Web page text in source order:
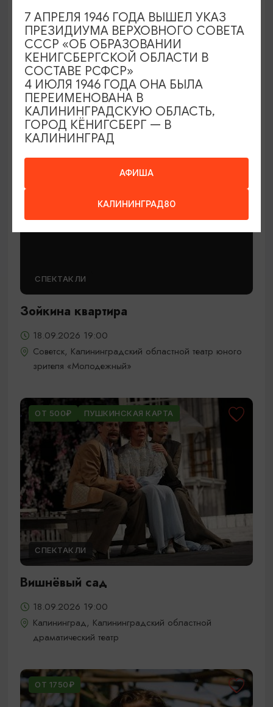
Органный хит-парад
18.09.2026 19:00
Калининград, Калининградская областная
филармония им. Е.Ф. Светланова
ОТ 300₽ ПУШКИНСКАЯ КАРТА
СПЕКТАКЛИ
Зойкина квартира
18.09.2026 19:00
Советск, Калининградский областной театр юного
зрителя «Молодежный»
ОТ 500₽ ПУШКИНСКАЯ КАРТА
СПЕКТАКЛИ
Вишнёвый сад
18.09.2026 19:00
Калининград, Калининградский областной
драматический театр
ОТ 1750₽
АФИША
КАЛИНИНГРАД80
7 АПРЕЛЯ 1946 ГОДА ВЫШЕЛ УКАЗ
ПРЕЗИДИУМА ВЕРХОВНОГО СОВЕТА
СССР «ОБ ОБРАЗОВАНИИ
КЕНИГСБЕРГСКОЙ ОБЛАСТИ В
СОСТАВЕ РСФСР»
4 ИЮЛЯ 1946 ГОДА ОНА БЫЛА
ПЕРЕИМЕНОВАНА В
КАЛИНИНГРАДСКУЮ ОБЛАСТЬ,
ГОРОД КЁНИГСБЕРГ — В
КАЛИНИНГРАД